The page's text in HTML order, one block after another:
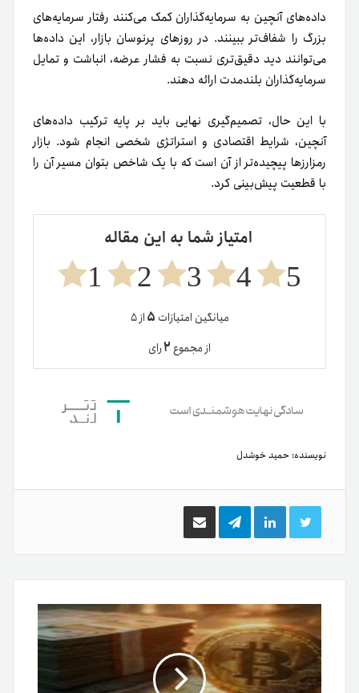
داده‌های آنچین به سرمایه‌گذاران کمک می‌کنند رفتار سرمایه‌های
بزرگ را شفاف‌تر ببینند. در روزهای پرنوسان بازار، این داده‌ها
می‌توانند دید دقیق‌تری نسبت به فشار عرضه، انباشت و تمایل
سرمایه‌گذاران بلندمدت ارائه دهند.
با این حال، تصمیم‌گیری نهایی باید بر پایه ترکیب داده‌های
آنچین، شرایط اقتصادی و استراتژی شخصی انجام شود. بازار
رمزارزها پیچیده‌تر از آن است که با یک شاخص بتوان مسیر آن را
با قطعیت پیش‌بینی کرد.
امتیاز شما به این مقاله
5
4
3
2
1
میانگین امتیازات ۵از ۵
از مجموع۲رای
نویسنده: حمید خوشدل
توییتر لینکدینتلگرام اشتراک
گذاری
ایمیل